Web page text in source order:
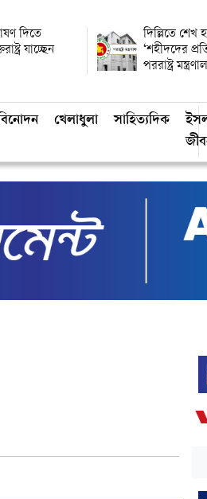
দিতে
যাচ্ছেন
দিল্লিতে শেখ
‘শহীদদের
পররাষ্ট্র
খেলাধুলা সাহিত্যদিক